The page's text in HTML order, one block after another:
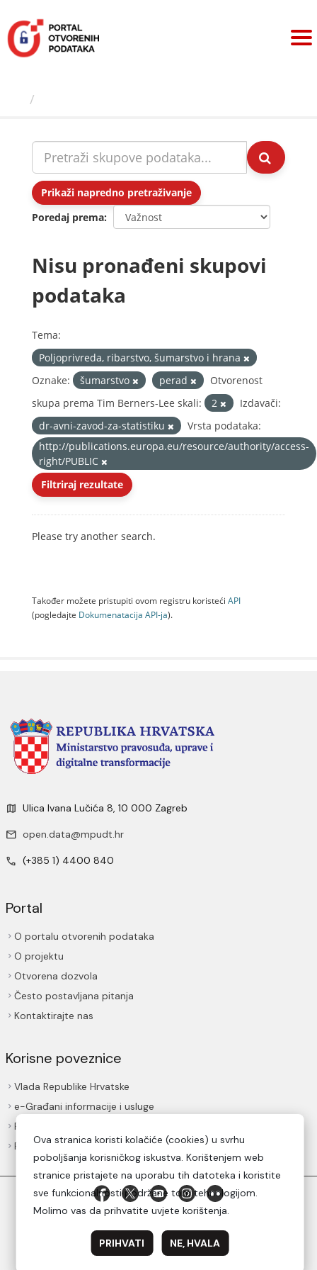
sadržaj
Prikaži napredno pretraživanje
Poredaj prema
Nisu pronađeni skupovi
podataka
Tema:
Poljoprivreda, ribarstvo, šumarstvo i hrana
Oznake:
šumarstvo perad
Otvorenost
skupa prema Tim Berners-Lee skali:
2
Izdavači:
dr-avni-zavod-za-statistiku
Vrsta podataka:
http://publications.europa.eu/resource/authority/access-
right/PUBLIC
Filtriraj rezultate
Please try another search.
Također možete pristupiti ovom registru koristeći API
(pogledajte Dokumenаtаcijа API-jа).